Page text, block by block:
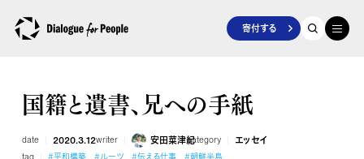
寄付する
国籍と遺書、兄への手紙
date 2020.3.12writer 安田菜津紀category エッセイ